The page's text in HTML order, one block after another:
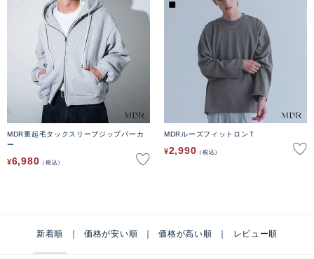
MDR裏起毛タックスリーブジップパーカ
ー
¥6,980 税込
MDRルーズフィットロンＴ
¥2,990 税込
新着順 価格が安い順 価格が高い順 レビュー順